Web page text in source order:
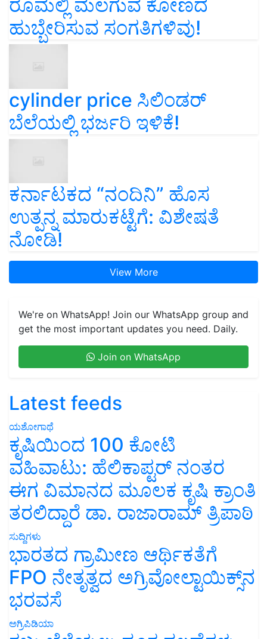
ರೂಮಲ್ಲಿ ಮಲಗುವ ಕೋಣದ
ಹುಬ್ಬೇರಿಸುವ ಸಂಗತಿಗಳಿವು!
cylinder price ಸಿಲಿಂಡರ್‌
ಬೆಲೆಯಲ್ಲಿ ಭರ್ಜರಿ ಇಳಿಕೆ!
ಕರ್ನಾಟಕದ “ನಂದಿನಿ” ಹೊಸ
ಉತ್ಪನ್ನ ಮಾರುಕಟ್ಟೆಗೆ: ವಿಶೇಷತೆ
ನೋಡಿ!
View More
We're on WhatsApp! Join our WhatsApp group and
get the most important updates you need. Daily.
Join on WhatsApp
Latest feeds
ಯಶೋಗಾಥೆ
ಕೃಷಿಯಿಂದ 100 ಕೋಟಿ
ವಹಿವಾಟು: ಹೆಲಿಕಾಪ್ಟರ್ ನಂತರ
ಈಗ ವಿಮಾನದ ಮೂಲಕ ಕೃಷಿ ಕ್ರಾಂತಿ
ತರಲಿದ್ದಾರೆ ಡಾ. ರಾಜಾರಾಮ್ ತ್ರಿಪಾಠಿ
ಸುದ್ದಿಗಳು
ಭಾರತದ ಗ್ರಾಮೀಣ ಆರ್ಥಿಕತೆಗೆ
FPO ನೇತೃತ್ವದ ಅಗ್ರಿವೋಲ್ಟಾಯಿಕ್ಸ್‌ನ
ಭರವಸೆ
ಅಗ್ರಿಪಿಡಿಯಾ